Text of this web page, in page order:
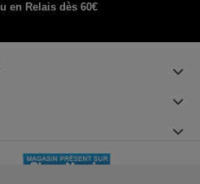
en Relais dès 60€